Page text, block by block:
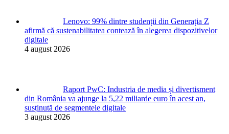
Lenovo: 99% dintre studenții din Generația Z
afirmă că sustenabilitatea contează în alegerea dispozitivelor
digitale
4 august 2026
Raport PwC: Industria de media și divertisment
din România va ajunge la 5,22 miliarde euro în acest an,
susținută de segmentele digitale
3 august 2026